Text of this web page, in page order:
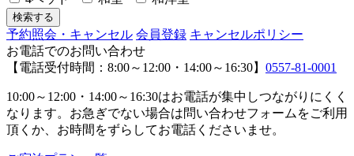
予約照会・キャンセル 会員登録 キャンセルポリシー
お電話でのお問い合わせ
【電話受付時間：8:00～12:00・14:00～16:30】 0557-81-0001
10:00～12:00・14:00～16:30はお電話が集中しつながりにくく
なります。お急ぎでない場合は問い合わせフォームをご利用
頂くか、お時間をずらしてお電話くださいませ。